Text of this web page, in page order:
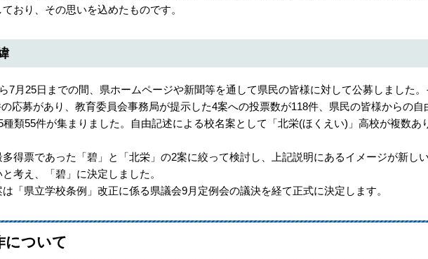
おり、その思いを込めたものです。
7月25日までの間、県ホームページや新聞等を通して県民の皆様に対して公募しました。
応募があり、教育委員会事務局が提示した4案への投票数が118件、県民の皆様からの自
類55件が集まりました。自由記述による校名案として「北栄(ほくえい)」高校が複数あ
得票であった「碧」と「北栄」の2案に絞って検討し、上記説明にあるイメージが新し
考え、「碧」に決定しました。
「県立学校条例」改正に係る県議会9月定例会の議決を経て正式に決定します。
ついて